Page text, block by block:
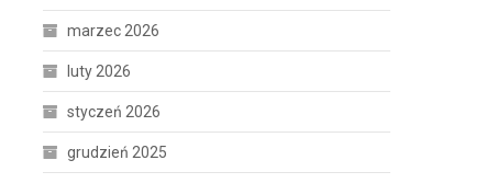
marzec 2026
luty 2026
styczeń 2026
grudzień 2025